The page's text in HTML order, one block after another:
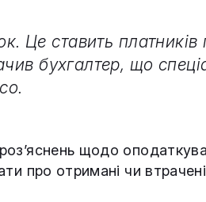
Це ставить платників
бухгалтер, що
щодо
про отримані чи